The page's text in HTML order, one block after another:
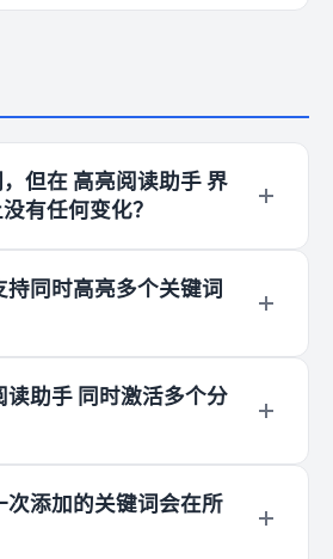
逻辑思考。
需要从海量信息中筛选关键内
读助手 表现卓越。
但在 高亮阅读助手 界
有任何变化？
激活状态；② 该关键词是否在
里被单独关闭了（确认开关是
刷新页面后观察 高亮阅读助手
持同时高亮多个关键词
并为每个关键词或词组提供独
通过 高亮阅读助手 构建清晰
读助手 同时激活多个分
踪多类关键词，建议把它们都
的同一个分组里。
次添加的关键词会在所